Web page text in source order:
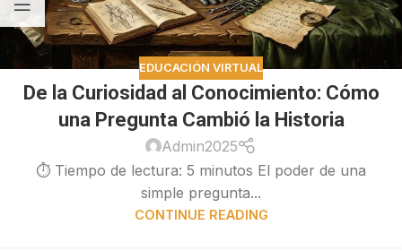
EDUCACIÓN VIRTUAL
De la Curiosidad al Conocimiento: Cómo
una Pregunta Cambió la Historia
Admin2025
⏱ Tiempo de lectura: 5 minutos El poder de una
simple pregunta...
CONTINUE READING